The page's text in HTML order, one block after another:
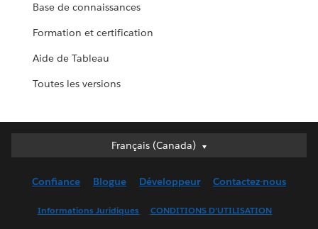
Base de connaissances
Formation et certification
Aide de Tableau
Toutes les versions
Français (Canada)
Français (Canada)
English (UK)
Confiance Blogue Développeur Contactez-nous
Informations Juridiques CONDITIONS D’UTILISATION